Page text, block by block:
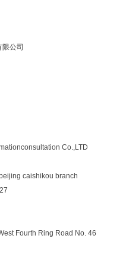
公司
Co.,LTD
caishikou branch
Fourth Ring Road No. 46